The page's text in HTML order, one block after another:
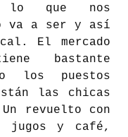
lo que nos
va a ser y así
El mercado
bastante
los puestos
las chicas
revuelto con
jugos y café,